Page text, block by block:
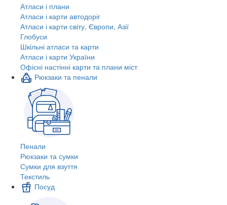
Атласи і плани
Атласи і карти автодоріг
Атласи і карти світу, Європи, Азії
Глобуси
Шкільні атласи та карти
Атласи і карти України
Офісні настінні карти та плани міст
Рюкзаки та пенали
Пенали
Рюкзаки та сумки
Сумки для взуття
Текстиль
Посуд